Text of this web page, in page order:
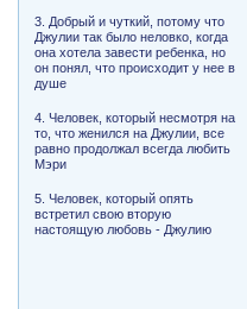
3. Добрый и чуткий, потому что
Джулии так было неловко, когда
она хотела завести ребенка, но
он понял, что происходит у нее в
душе
4. Человек, который несмотря на
то, что женился на Джулии, все
равно продолжал всегда любить
Мэри
5. Человек, который опять
встретил свою вторую
настоящую любовь - Джулию